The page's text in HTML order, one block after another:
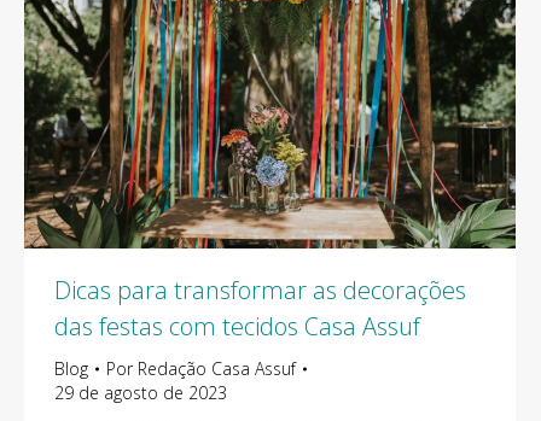
Dicas para transformar as decorações
das festas com tecidos Casa Assuf
Blog Por Redação Casa Assuf
29 de agosto de 2023